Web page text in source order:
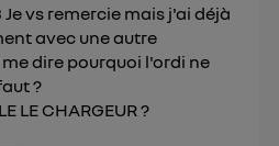
Je vs remercie mais j'ai déjà
avec une autre
dire pourquoi l'ordi ne
?
LE CHARGEUR ?